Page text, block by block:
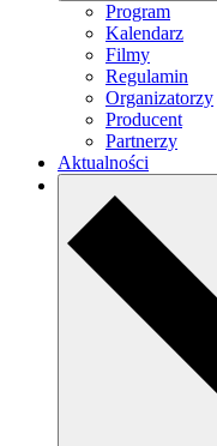
Program
Kalendarz
Filmy
Regulamin
Organizatorzy
Producent
Partnerzy
Aktualności